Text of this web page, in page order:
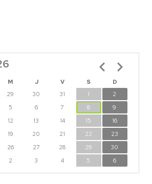
M J V S
D
29 30 31 1
2
5 6 7 8
9
12 13 14 15
16
19 20 21 22
23
26 27 28 29
30
2 3 4 5 6
Paginación